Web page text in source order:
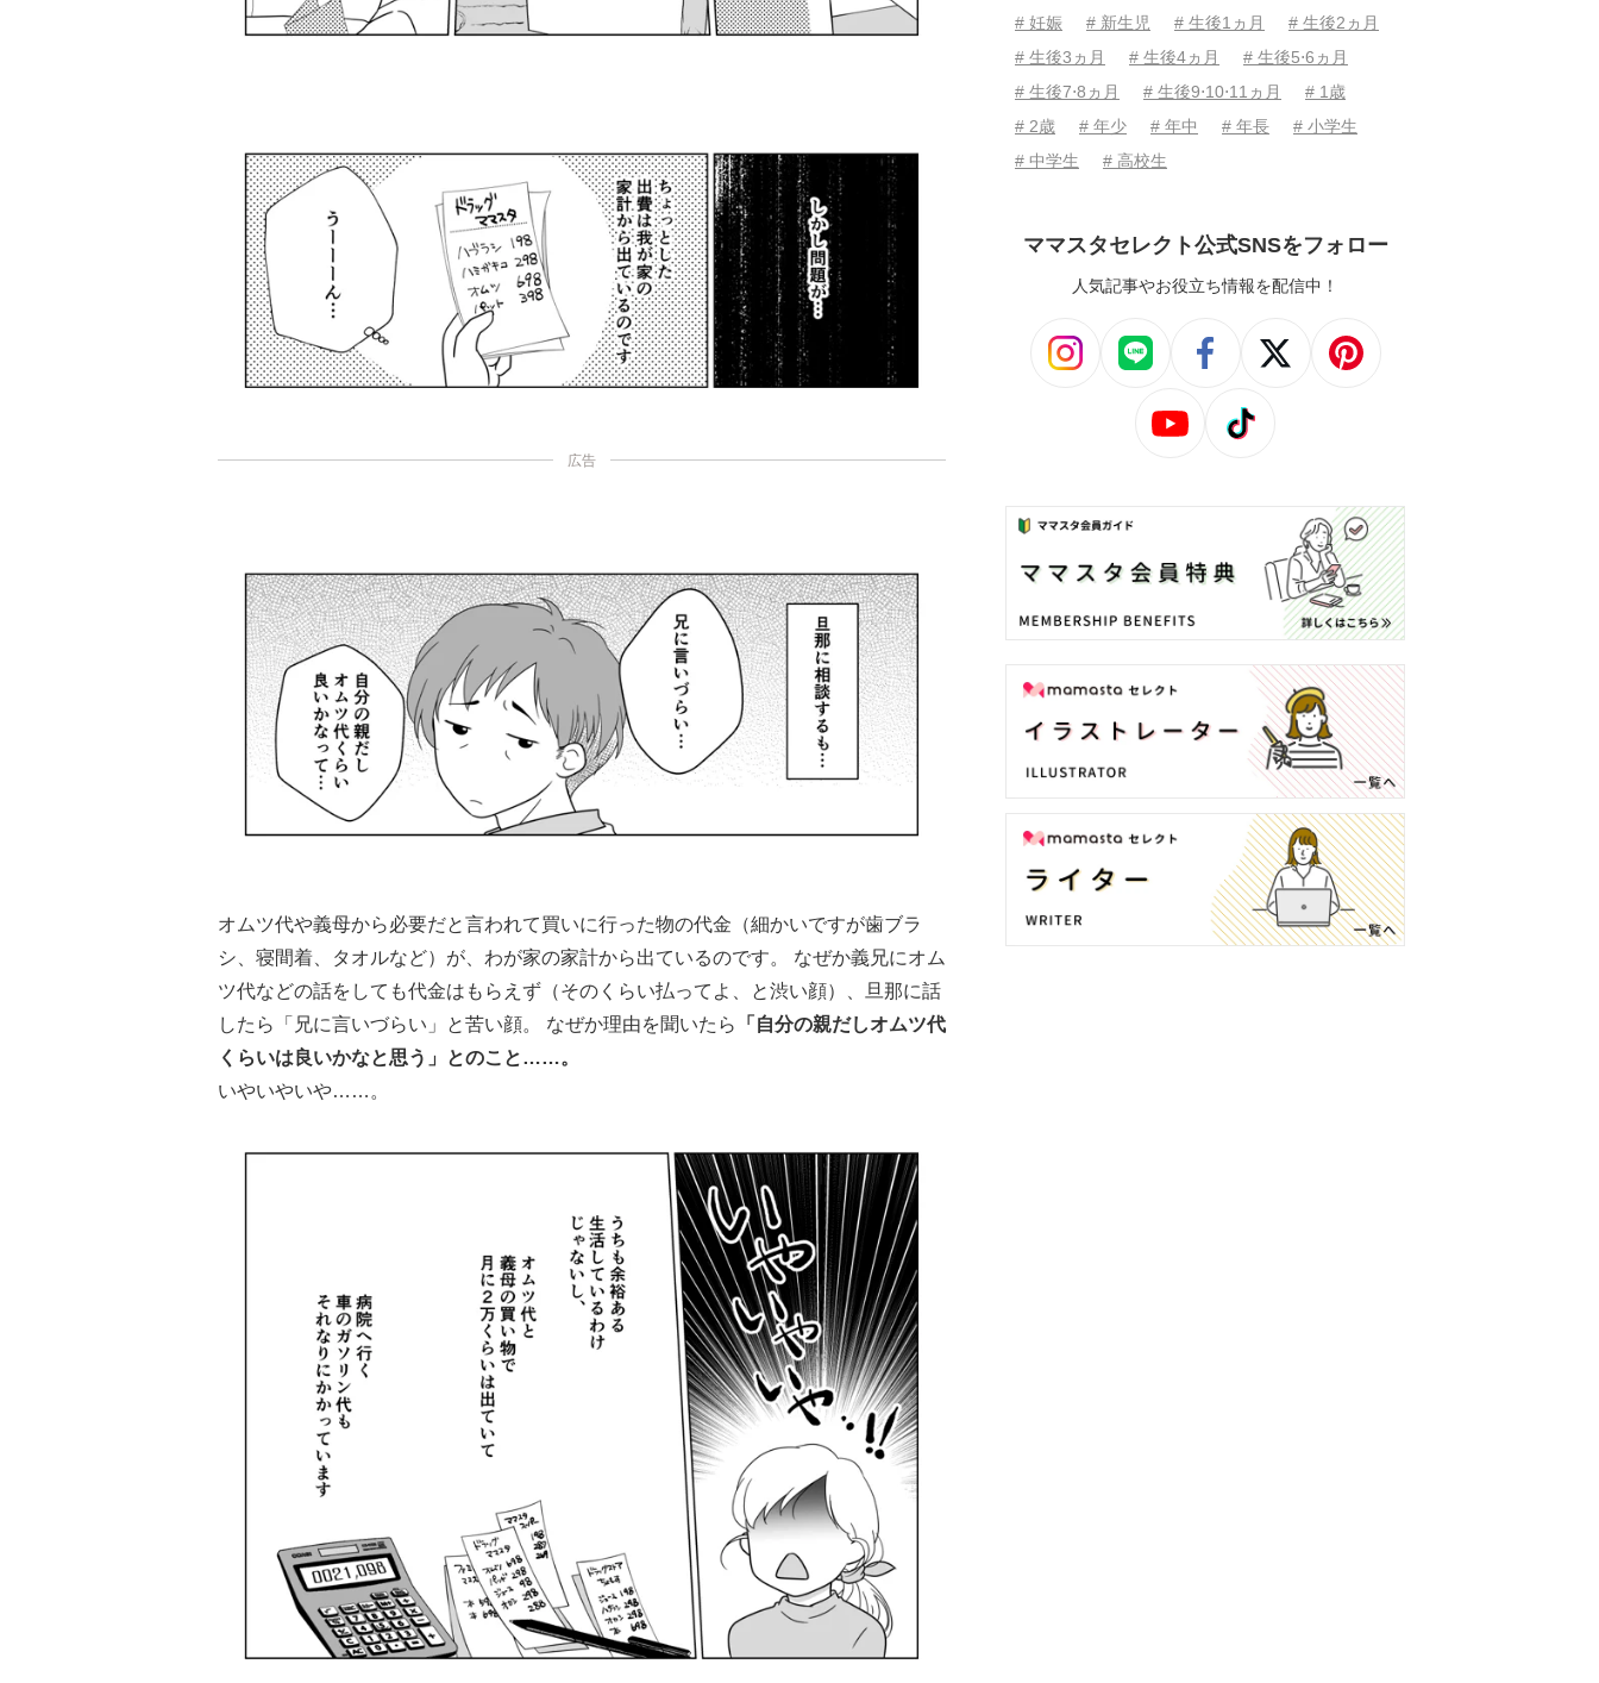
広告
オムツ代や義母から必要だと言われて買いに行った物の代金（細かいですが歯ブラ
シ、寝間着、タオルなど）が、わが家の家計から出ているのです。 なぜか義兄にオム
ツ代などの話をしても代金はもらえず（そのくらい払ってよ、と渋い顔）、旦那に話
したら「兄に言いづらい」と苦い顔。 なぜか理由を聞いたら
「自分の親だしオムツ代
くらいは良いかなと思う」とのこと……。
いやいやいや……。
# 妊娠 # 新生児 # 生後1ヵ月
# 生後2ヵ月
# 生後3ヵ月
# 生後4ヵ月
# 生後5⋅6ヵ月
# 生後7⋅8ヵ月
# 生後9⋅10⋅11ヵ月
# 1歳
# 2歳
# 年少 # 年中 # 年長
# 小学生
# 中学生
# 高校生
ママスタセレクト公式SNSをフォロー
人気記事やお役立ち情報を配信中！